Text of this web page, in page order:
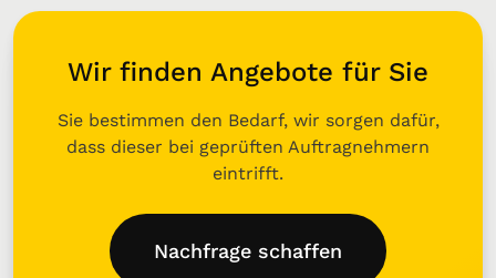
Wir finden Angebote für Sie
Sie bestimmen den Bedarf, wir sorgen dafür,
dass dieser bei geprüften Auftragnehmern
eintrifft.
Nachfrage schaffen